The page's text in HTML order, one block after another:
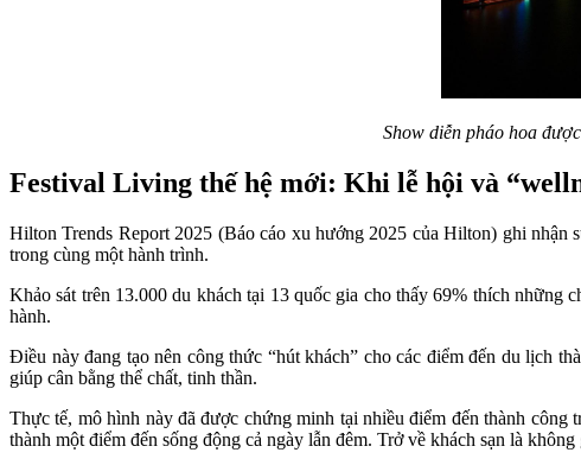
Show diễn pháo hoa
Festival Living thế hệ mới: Khi lễ hội và
Hilton Trends Report 2025 (Báo cáo xu hướng 2025 của Hilton) ghi
trong cùng một hành trình.
Khảo sát trên 13.000 du khách tại 13 quốc gia cho thấy 69% thích những
hành.
Điều này đang tạo nên công thức “hút khách” cho các điểm đến du lịch
giúp cân bằng thể chất, tinh thần.
Thực tế, mô hình này đã được chứng minh tại nhiều điểm đến thành
thành một điểm đến sống động cả ngày lẫn đêm. Trở về khách sạn là